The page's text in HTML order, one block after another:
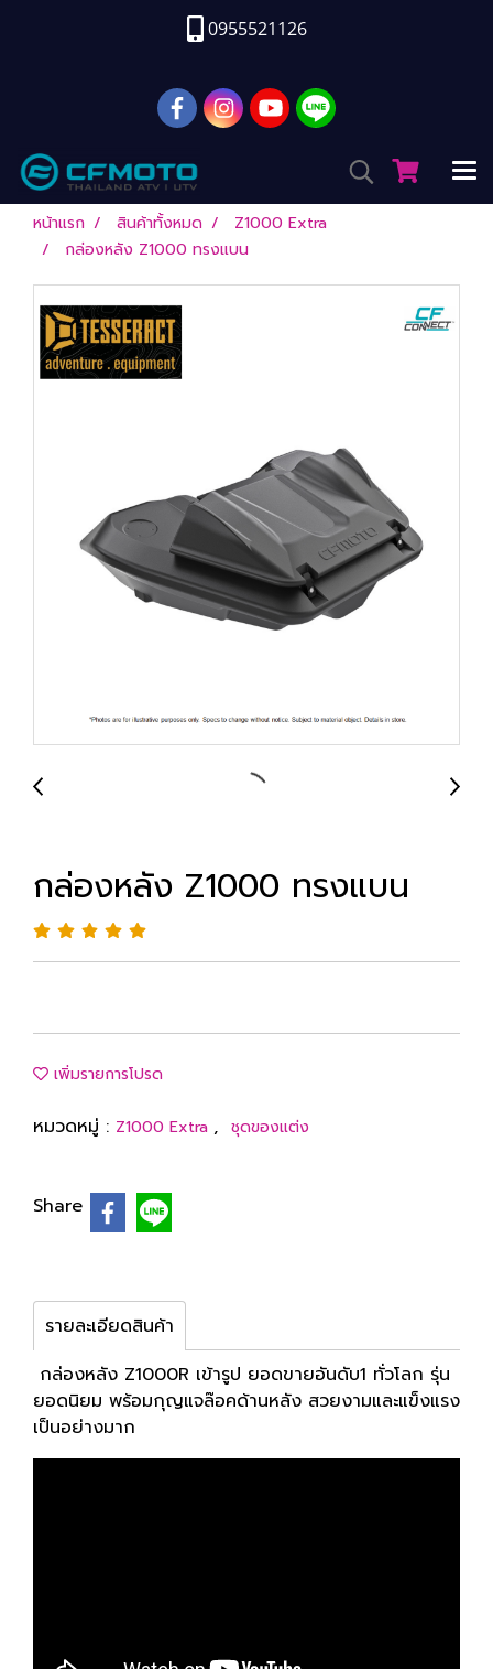
0955521126
หน้าแรก สินค้าทั้งหมด
Z1000 Extra
กล่องหลัง Z1000 ทรงแบน
กล่องหลัง Z1000 ทรงแบน
เพิ่มรายการโปรด
หมวดหมู่ : Z1000 Extra , ชุดของแต่ง
Share
รายละเอียดสินค้า
กล่องหลัง Z1000R เข้ารูป ยอดขายอันดับ1 ทั่วโลก รุ่น
ยอดนิยม พร้อมกุญแจล๊อคด้านหลัง สวยงามและแข็งแรง
เป็นอย่างมาก